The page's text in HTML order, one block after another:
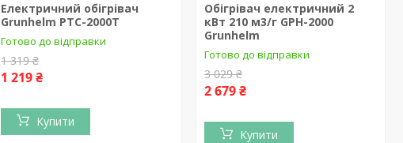
Електричний обігрівач
Grunhelm РТС-2000Т
Готово до відправки
1 319 ₴
1 219 ₴
Купити
Обігрівач електричний 2
кВт 210 м3/г GPH-2000
Grunhelm
Готово до відправки
3 029 ₴
2 679 ₴
Купити